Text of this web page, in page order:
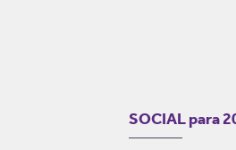
SOCIAL para